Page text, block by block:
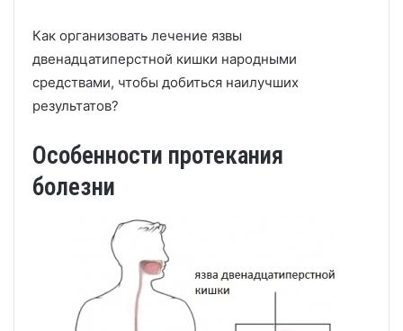
Как организовать лечение язвы
двенадцатиперстной кишки народными
средствами, чтобы добиться наилучших
результатов?
Особенности протекания
болезни